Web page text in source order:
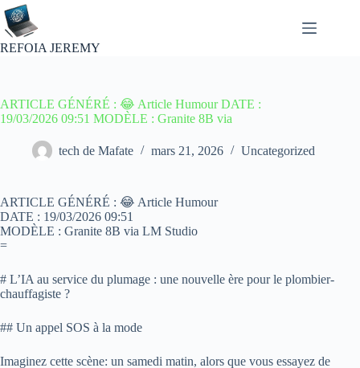
Passer
au
contenu
REFOIA JEREMY
ARTICLE GÉNÉRÉ : 😂 Article Humour DATE :
19/03/2026 09:51 MODÈLE : Granite 8B via
tech de Mafate mars 21, 2026 Uncategorized
ARTICLE GÉNÉRÉ : 😂 Article Humour
DATE : 19/03/2026 09:51
MODÈLE : Granite 8B via LM Studio
=
# L’IA au service du plumage : une nouvelle ère pour le plombier-
chauffagiste ?
## Un appel SOS à la mode
Imaginez cette scène: un samedi matin, alors que vous essayez de